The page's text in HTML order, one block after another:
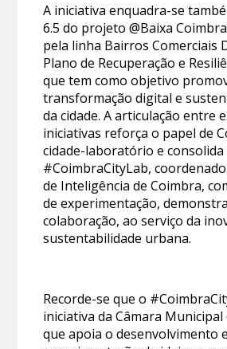
A iniciativa enquadra-se
6.5 do projeto @Baixa
pela linha Bairros Comerciais
Plano de Recuperação e
que tem como objetivo
transformação digital e
da cidade. A articulação entre
iniciativas reforça o papel de
cidade-laboratório e consolida
#CoimbraCityLab,
de Inteligência de Coimbra,
de experimentação,
colaboração, ao serviço da
sustentabilidade urbana.
Recorde-se que o
iniciativa da Câmara Municipal
que apoia o desenvolvimento